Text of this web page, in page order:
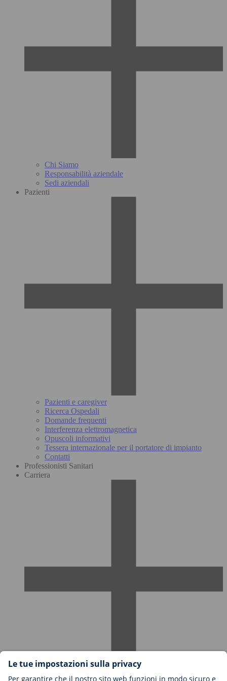
Chi Siamo
Responsabilità aziendale
Sedi aziendali
Pazienti
Pazienti e caregiver
Ricerca Ospedali
Domande frequenti
Interferenza elettromagnetica
Opuscoli informativi
Tessera internazionale per il portatore di impianto
Contatti
Professionisti Sanitari
Carriera